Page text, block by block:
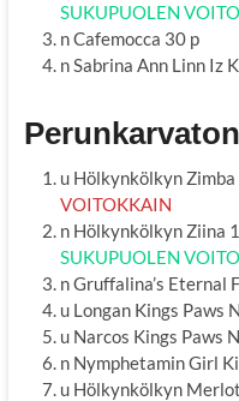
SUKUPUOLEN
n Cafemocca 30 p
n Sabrina Ann Linn Iz
u Hölkynkölkyn Zimba
VOITOKKAIN
n Hölkynkölkyn Ziina
SUKUPUOLEN
n Gruffalina’s
u Longan Kings Paws
u Narcos Kings Paws
n Nymphetamin Girl
u Hölkynkölkyn